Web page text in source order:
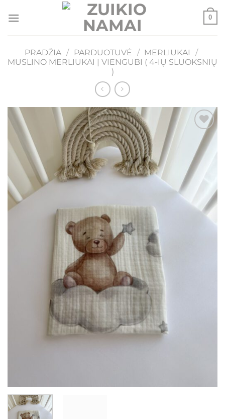
0
PRADŽIA / PARDUOTUVĖ / MERLIUKAI
/
MUSLINO MERLIUKAI | VIENGUBI ( 4-IŲ SLUOKSNIŲ
)
Mėgstamiausias